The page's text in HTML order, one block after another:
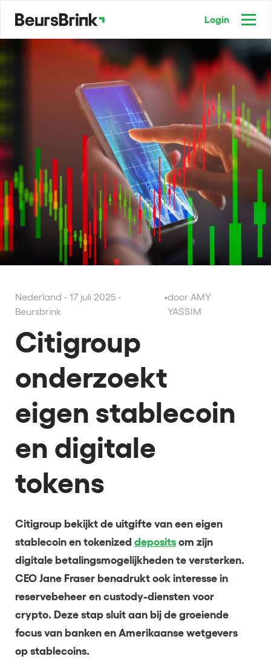
Login
Nederland - 17 juli 2025 -
Beursbrink
•door AMY
YASSIM
Citigroup
onderzoekt
eigen stablecoin
en digitale
tokens
Citigroup bekijkt de uitgifte van een eigen
stablecoin en tokenized deposits om zijn
digitale betalingsmogelijkheden te versterken.
CEO Jane Fraser benadrukt ook interesse in
reservebeheer en custody-diensten voor
crypto. Deze stap sluit aan bij de groeiende
focus van banken en Amerikaanse wetgevers
op stablecoins.